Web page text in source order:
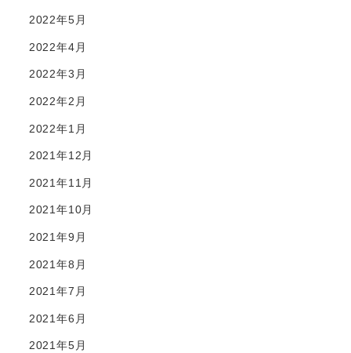
2022年5月
2022年4月
2022年3月
2022年2月
2022年1月
2021年12月
2021年11月
2021年10月
2021年9月
2021年8月
2021年7月
2021年6月
2021年5月